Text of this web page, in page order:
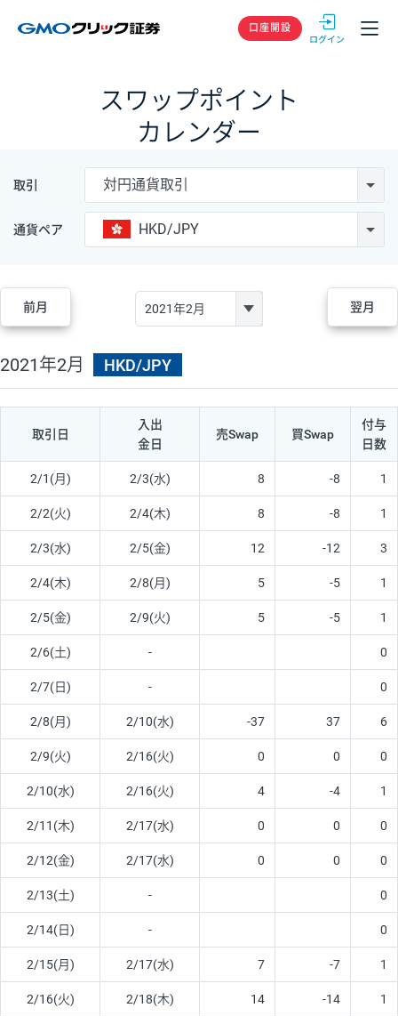
GMOクリック
口座開設
スワップポイント
カレンダー
取引 対円通貨取引
通貨ペア HKD/JPY
前月 翌月
2021年2月 HKD/JPY
取引日
入出
金日
売Swap 買Swap
付与
日数
2/1(月) 2/3(水) 8 -8 1
2/2(火) 2/4(木) 8 -8 1
2/3(水) 2/5(金) 12 -12 3
2/4(木) 2/8(月) 5 -5 1
2/5(金) 2/9(火) 5 -5 1
2/6(土) - 0
2/7(日) - 0
2/8(月) 2/10(水) -37 37 6
2/9(火) 2/16(火) 0 0 0
2/10(水) 2/16(火) 4 -4 1
2/11(木) 2/17(水) 0 0 0
2/12(金) 2/17(水) 0 0 0
2/13(土) - 0
2/14(日) - 0
2/15(月) 2/17(水) 7 -7 1
2/16(火) 2/18(木) 14 -14 1